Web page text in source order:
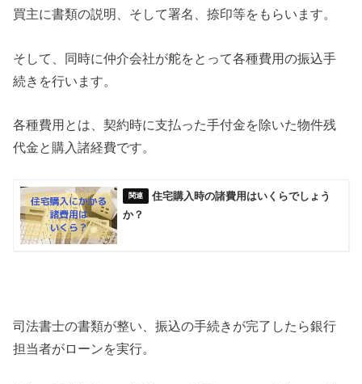
買主に書類の説明、そして署名、捺印等をもらいます。
そして、同時に仲介会社が舵をとって各種費用の振込手
続きを行います。
各種費用とは、契約時に支払った手付金を除いた物件残
代金と購入諸経費です。
住宅購入時の諸費用はいくらでしょう
か？
司法書士の書類が整い、振込の手続きが完了したら銀行
担当者がローンを実行。